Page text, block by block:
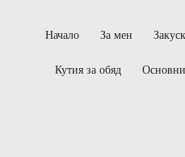
Начало За мен
Кутия за обяд Основни